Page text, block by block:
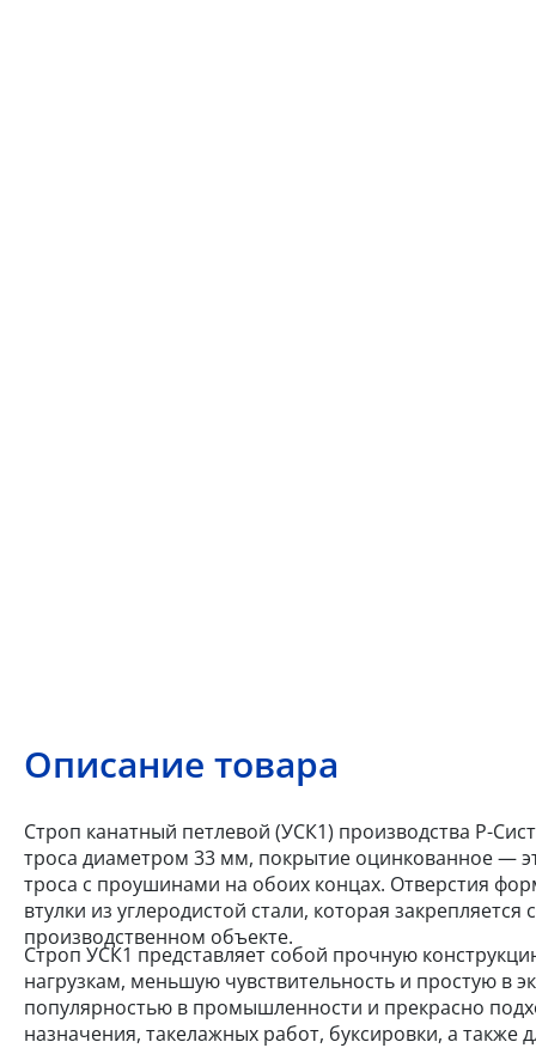
Описание товара
Строп канатный петлевой (УСК1) производства Р-
троса диаметром 33 мм, покрытие оцинкованное —
троса с проушинами на обоих концах. Отверстия
втулки из углеродистой стали, которая
производственном объекте.
Строп УСК1 представляет собой прочную
нагрузкам, меньшую чувствительность и простую в
популярностью в промышленности и прекрасно
назначения, такелажных работ, буксировки, а также